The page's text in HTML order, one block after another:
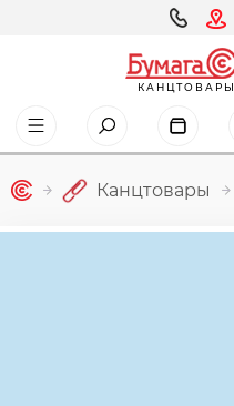
КАНЦТОВАРЫ
Канцтовары